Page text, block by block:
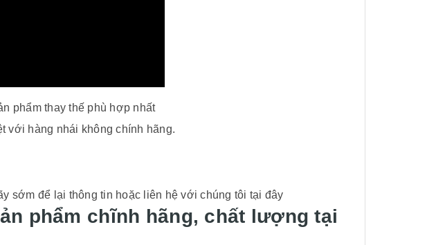
phẩm thay thế phù hợp nhất
với hàng nhái không chính hãng.
sớm để lại thông tin hoặc liên hệ với chúng tôi tại đây
phẩm chĩnh hãng, chất lượng tại